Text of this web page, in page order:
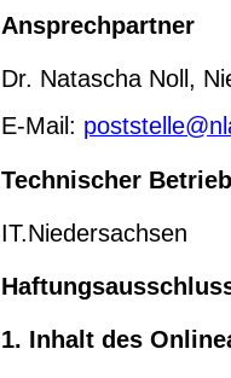
Ansprechpartner
Dr. Natascha Noll,
E-Mail:
Technischer Betrieb
IT.Niedersachsen
1. Inhalt des